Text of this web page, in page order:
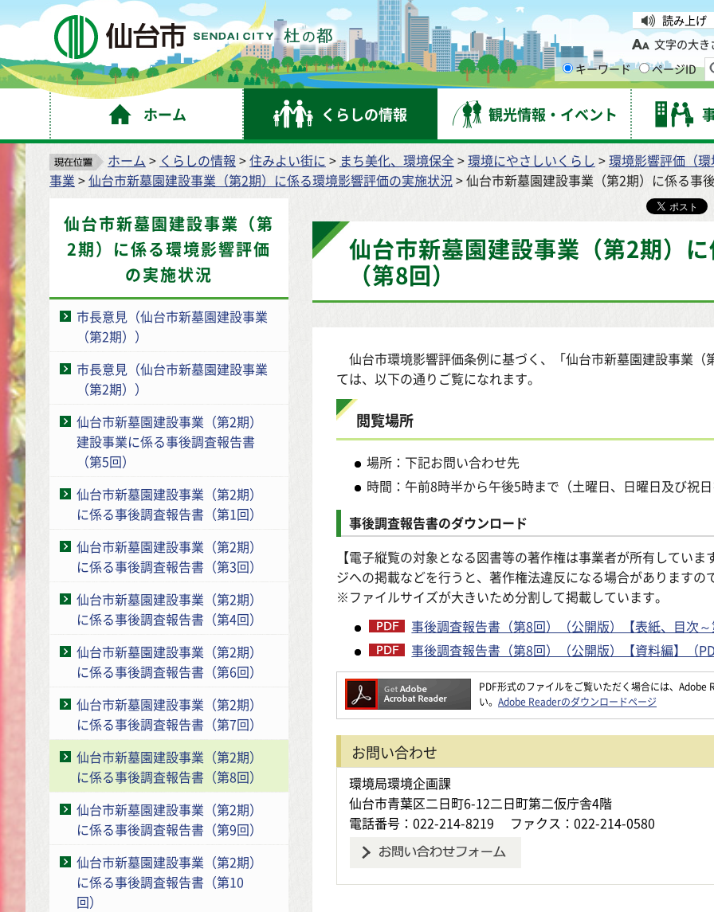
仙台市 読み上げ
文字の大き
キーワード
ページID
ホーム くらしの情報 観光情報・イベント
ホーム > くらしの情報 >住みよい街に > まち美化、環境保全>環境にやさしいくらし >環境影響評価（環
事業 >仙台市新墓園建設事業（第2期）に係る環境影響評価の実施状況> 仙台市新墓園建設事業（第2期）に係る事
仙台市新墓園建設事業（第
2期）に係る環境影響評価
の実施状況
市長意見（仙台市新墓園建設事業
（第2期））
市長意見（仙台市新墓園建設事業
（第2期））
仙台市新墓園建設事業（第2期）
建設事業に係る事後調査報告書
（第5回）
仙台市新墓園建設事業（第2期）
に係る事後調査報告書（第1回）
仙台市新墓園建設事業（第2期）
に係る事後調査報告書（第3回）
仙台市新墓園建設事業（第2期）
に係る事後調査報告書（第4回）
仙台市新墓園建設事業（第2期）
に係る事後調査報告書（第6回）
仙台市新墓園建設事業（第2期）
に係る事後調査報告書（第7回）
仙台市新墓園建設事業（第2期）
に係る事後調査報告書（第8回）
仙台市新墓園建設事業（第2期）
に係る事後調査報告書（第9回）
仙台市新墓園建設事業（第2期）
に係る事後調査報告書（第10
回）
仙台市新墓園建設事業（第2期）
（第8回）
仙台市環境影響評価条例に基づく、「仙台市新墓園建設事業
ては、以下の通りご覧になれます。
閲覧場所
場所：下記お問い合わせ先
時間：午前8時半から午後5時まで（土曜日、日曜日及び祝日
事後調査報告書のダウンロード
【電子縦覧の対象となる図書等の著作権は事業者が所有してい
ジへの掲載などを行うと、著作権法違反になる場合がありますの
※ファイルサイズが大きいため分割して掲載しています。
事後調査報告書（第8回）（公開版）【表紙、目次～
事後調査報告書（第8回）（公開版）【資料編】（
PDF形式のファイルをご覧いただく場合には、
い。 Adobe Readerのダウンロードページ
お問い合わせ
環境局環境企画課
仙台市青葉区二日町6-12二日町第二仮庁舎4階
電話番号：022-214-8219
ファクス：022-214-0580